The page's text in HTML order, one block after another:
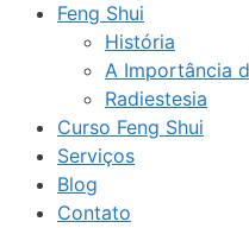
Feng Shui
História
A Importância
Radiestesia
Curso Feng Shui
Serviços
Blog
Contato